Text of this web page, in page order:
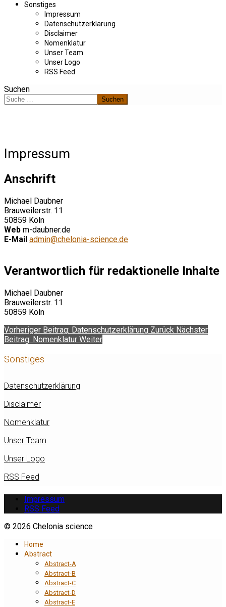
Sonstiges
Impressum
Datenschutzerklärung
Disclaimer
Nomenklatur
Unser Team
Unser Logo
RSS Feed
Suchen
Suchen
Impressum
Anschrift
Michael Daubner
Brauweilerstr. 11
50859 Köln
Web m-daubner.de
E-Mail admin@chelonia-science.de
Verantwortlich für redaktionelle Inhalte
Michael Daubner
Brauweilerstr. 11
50859 Köln
Vorheriger Beitrag: Datenschutzerklärung Zurück Nächster
Beitrag: Nomenklatur Weiter
Sonstiges
Datenschutzerklärung
Disclaimer
Nomenklatur
Unser Team
Unser Logo
RSS Feed
Impressum
RSS Feed
© 2026 Chelonia science
Home
Abstract
Abstract-A
Abstract-B
Abstract-C
Abstract-D
Abstract-E